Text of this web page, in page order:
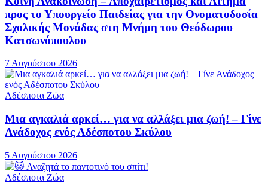
προς το Υπουργείο Παιδείας για την Ονοματοδοσία
Σχολικής Μονάδας στη Μνήμη του Θεόδωρου
Κατσωνόπουλου
7 Αυγούστου 2026
Αδέσποτα Ζώα
Μια αγκαλιά αρκεί… για να αλλάξει μια ζωή! – Γίνε
Ανάδοχος ενός Αδέσποτου Σκύλου
5 Αυγούστου 2026
Αδέσποτα Ζώα